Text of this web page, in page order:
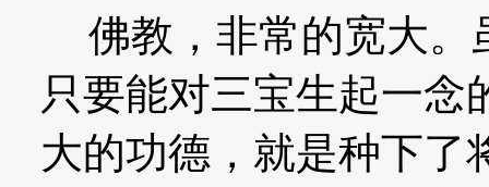
佛教，非常的宽大。
只要能对三宝生起一念
大的功德，就是种下了